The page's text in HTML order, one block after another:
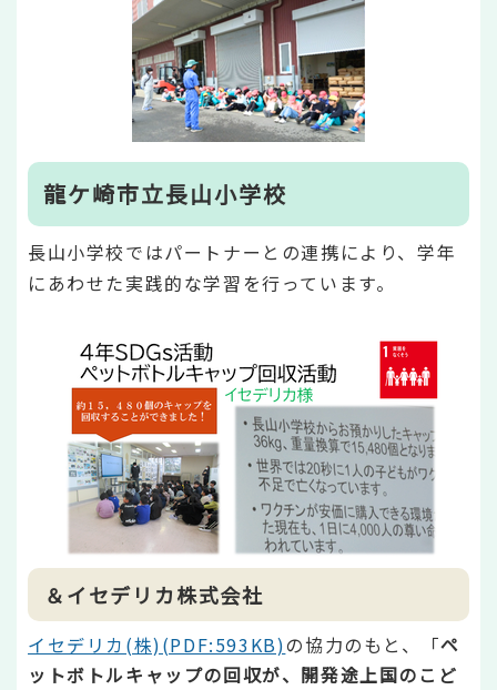
龍ケ崎市立長山小学校
長山小学校ではパートナーとの連携により、学年
にあわせた実践的な学習を行っています。
＆イセデリカ株式会社
イセデリカ(株)(PDF:593KB)の協力のもと、「ペ
ットボトルキャップの回収が、開発途上国のこど